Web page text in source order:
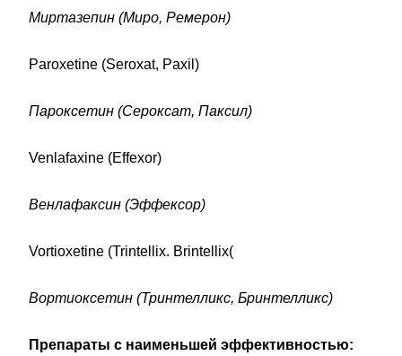
Миртазепин (Миро, Ремерон)
Paroxetine (Seroxat, Paxil)
Пароксетин (Сероксат, Паксил)
Venlafaxine (Effexor)
Венлафаксин (Эффексор)
Vortioxetine (Trintellix. Brintellix(
Вортиоксетин (Тринтелликс, Бринтелликс)
Препараты с наименьшей эффективностью: